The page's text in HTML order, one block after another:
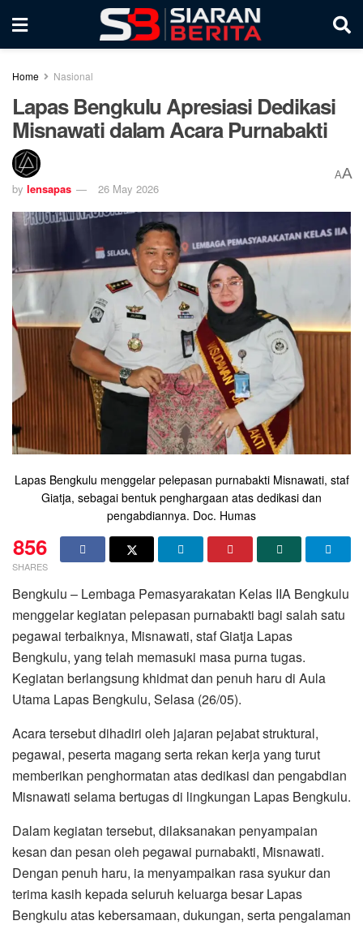
Home Nasional
Lapas Bengkulu Apresiasi Dedikasi
Misnawati dalam Acara Purnabakti
by lensapas 26 May 2026
AA
Lapas Bengkulu menggelar pelepasan purnabakti Misnawati, staf
Giatja, sebagai bentuk penghargaan atas dedikasi dan
pengabdiannya. Doc. Humas
856
SHARES
Bengkulu – Lembaga Pemasyarakatan Kelas IIA Bengkulu
menggelar kegiatan pelepasan purnabakti bagi salah satu
pegawai terbaiknya, Misnawati, staf Giatja Lapas
Bengkulu, yang telah memasuki masa purna tugas.
Kegiatan berlangsung khidmat dan penuh haru di Aula
Utama Lapas Bengkulu, Selasa (26/05).
Acara tersebut dihadiri oleh jajaran pejabat struktural,
pegawai, peserta magang serta rekan kerja yang turut
memberikan penghormatan atas dedikasi dan pengabdian
Misnawati selama bertugas di lingkungan Lapas Bengkulu.
Dalam kegiatan tersebut, dilaksanakan penyampaian
kesan dan pesan oleh pegawai purnabakti, Misnawati.
Dengan penuh haru, ia menyampaikan rasa syukur dan
terima kasih kepada seluruh keluarga besar Lapas
Bengkulu atas kebersamaan, dukungan, serta pengalaman